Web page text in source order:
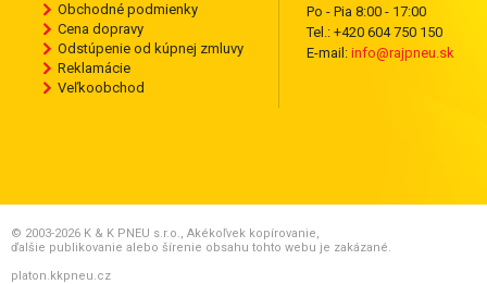
Obchodné podmienky
Cena dopravy
Odstúpenie od kúpnej zmluvy
Reklamácie
Veľkoobchod
Po - Pia 8:00 - 17:00
Tel.: +420 604 750 150
E-mail: info@rajpneu.sk
© 2003-2026 K & K PNEU s.r.o., Akékoľvek kopírovanie,
ďalšie publikovanie alebo šírenie obsahu tohto webu je zakázané.
platon.kkpneu.cz